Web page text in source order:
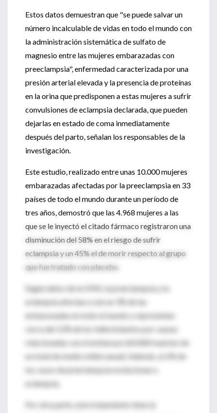
Estos datos demuestran que "se puede salvar un
número incalculable de vidas en todo el mundo con
la administración sistemática de sulfato de
magnesio entre las mujeres embarazadas con
preeclampsia", enfermedad caracterizada por una
presión arterial elevada y la presencia de proteínas
en la orina que predisponen a estas mujeres a sufrir
convulsiones de eclampsia declarada, que pueden
dejarlas en estado de coma inmediatamente
después del parto, señalan los responsables de la
investigación.
Este estudio, realizado entre unas 10.000 mujeres
embarazadas afectadas por la preeclampsia en 33
países de todo el mundo durante un período de
tres años, demostró que las 4.968 mujeres a las
que se le inyectó el citado fármaco registraron una
disminución del 58% en el riesgo de sufrir
eclampsia y un 45% el de morir respecto al grupo
que fue tratado con placebo.
Según datos de la OMS, la preeclampsia y la
eclampsia afectan a casi un 3% de las
embarazadas en todo el mundo y representan
cerca del 12% de los fallecimientos por causas
relacionadas con el embarazo (60.000 muertes de
un total de medio millón anual). Además, el 2% de
los casos de preeclampsia evolucionan a
eclampsia.
Por otra parte, este tratamiento tiene la